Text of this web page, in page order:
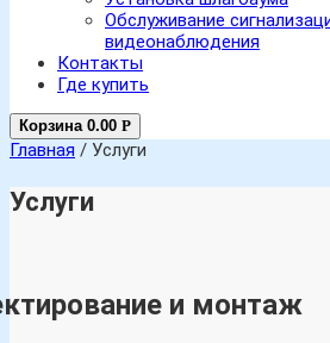
Обслуживание
видеонаблюдения
Контакты
Где купить
Корзина 0.00 Р
Главная / Услуги
Услуги
и монтаж